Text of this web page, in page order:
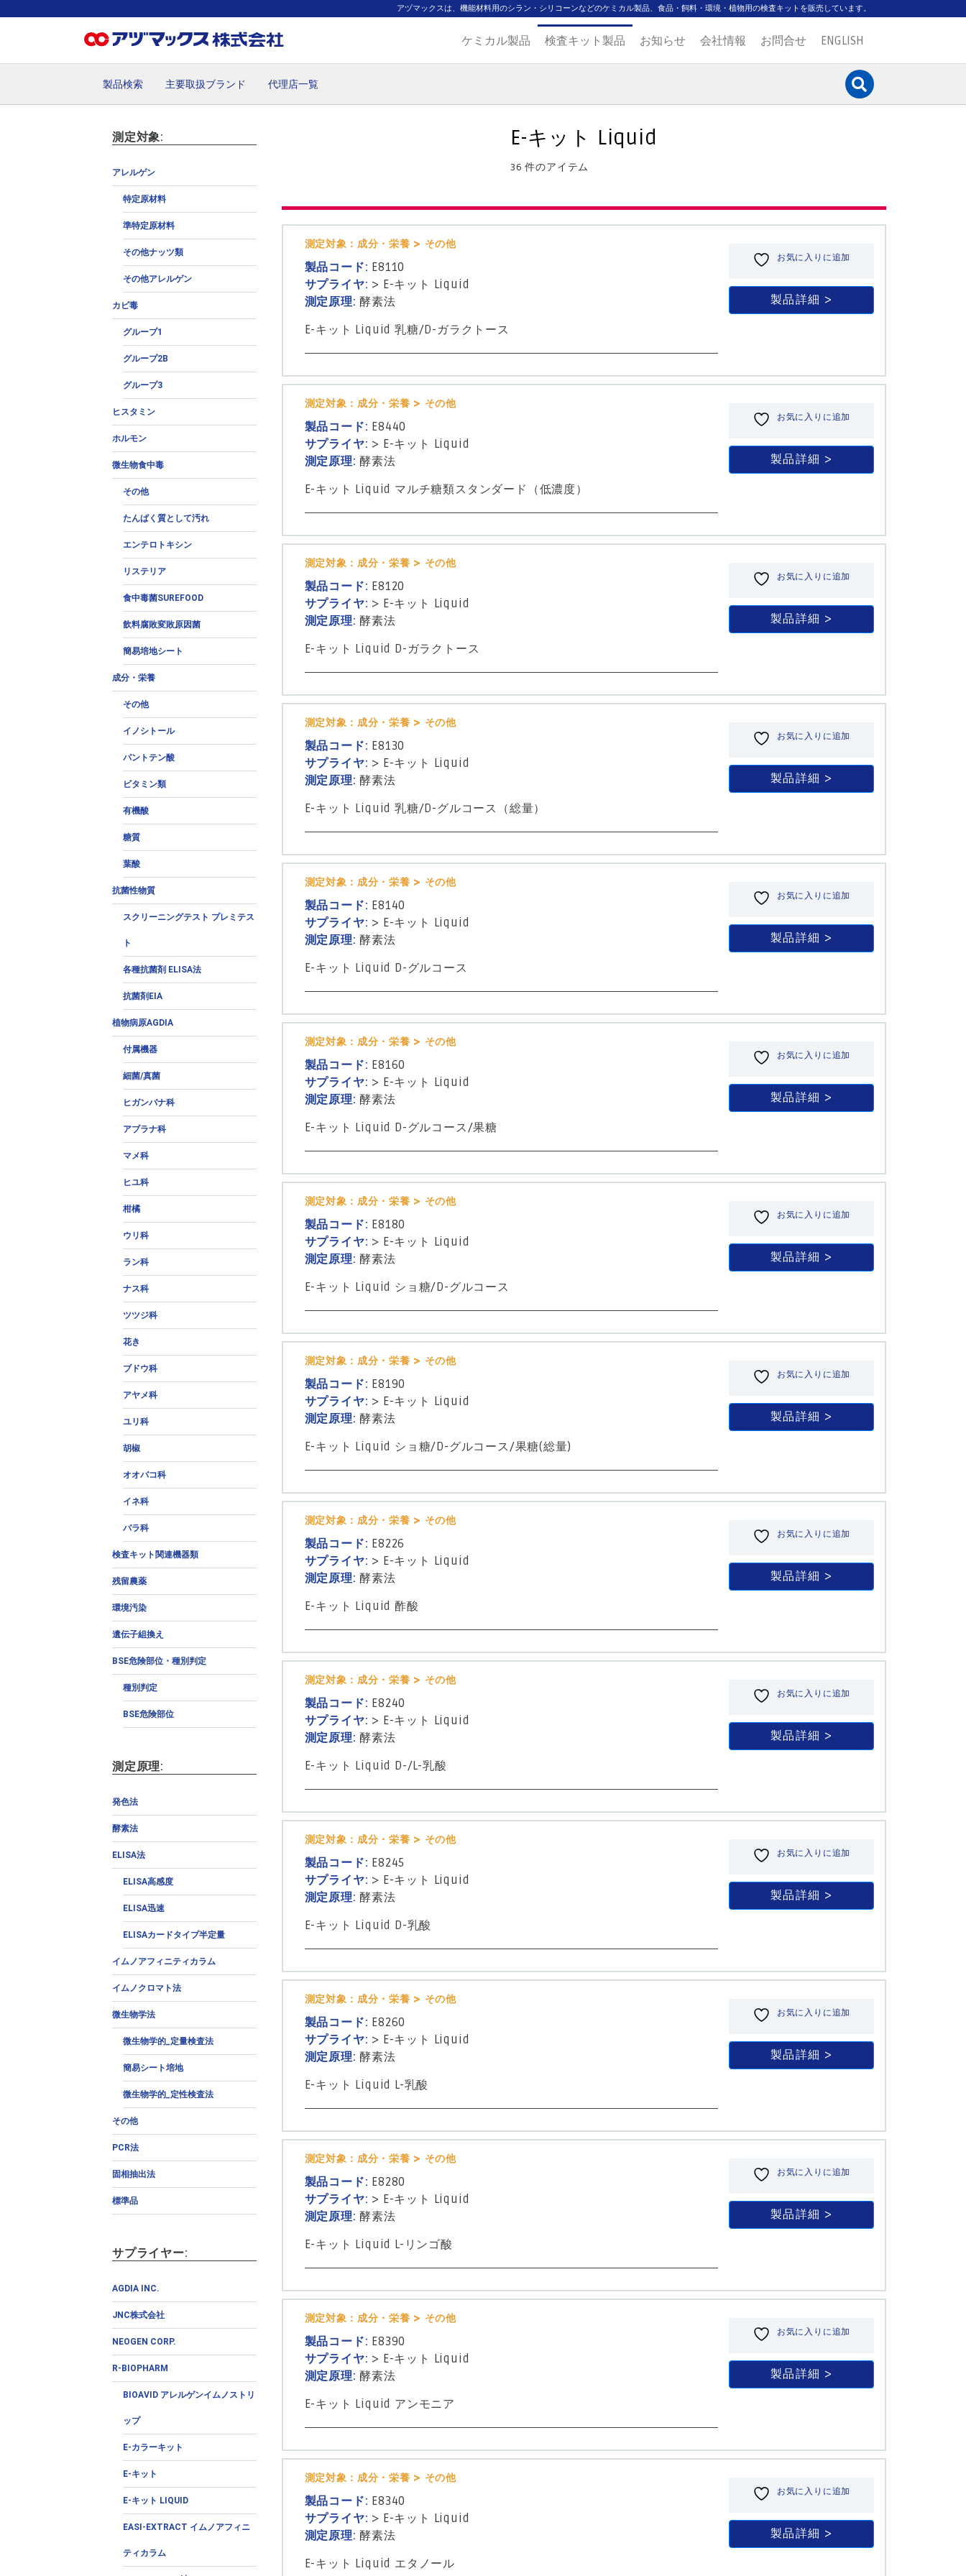
アヅマックスは、機能材料用のシラン・シリコーンなどのケミカル製品、食品・飼料・環境・植物用の検査キットを販売しています。
ケミカル製品 検査キット製品 お知らせ 会社情報 お問合せ ENGLISH
製品検索 主要取扱ブランド 代理店一覧
測定対象:
アレルゲン
特定原材料
準特定原材料
その他ナッツ類
その他アレルゲン
カビ毒
グループ1
グループ2B
グループ3
ヒスタミン
ホルモン
微生物食中毒
その他
たんぱく質として汚れ
エンテロトキシン
リステリア
食中毒菌SUREFOOD
飲料腐敗変敗原因菌
簡易培地シート
成分・栄養
その他
イノシトール
パントテン酸
ビタミン類
有機酸
糖質
葉酸
抗菌性物質
スクリーニングテスト プレミテス
ト
各種抗菌剤 ELISA法
抗菌剤EIA
植物病原AGDIA
付属機器
細菌/真菌
ヒガンバナ科
アブラナ科
マメ科
ヒユ科
柑橘
ウリ科
ラン科
ナス科
ツツジ科
花き
ブドウ科
アヤメ科
ユリ科
胡椒
オオバコ科
イネ科
バラ科
検査キット関連機器類
残留農薬
環境汚染
遺伝子組換え
BSE危険部位・種別判定
種別判定
BSE危険部位
測定原理:
発色法
酵素法
ELISA法
ELISA高感度
ELISA迅速
ELISAカードタイプ半定量
イムノアフィニティカラム
イムノクロマト法
微生物学法
微生物学的_定量検査法
簡易シート培地
微生物学的_定性検査法
その他
PCR法
固相抽出法
標準品
サプライヤー:
AGDIA INC.
JNC株式会社
NEOGEN CORP.
R-BIOPHARM
BIOAVID アレルゲンイムノストリ
ップ
E-カラーキット
E-キット
E-キット LIQUID
EASI-EXTRACT イムノアフィニ
ティカラム
E-キット Liquid
36 件のアイテム
測定対象：成分・栄養 > その他
製品コード: E8110
サプライヤ: > E-キット Liquid
測定原理:酵素法
E-キット Liquid 乳糖/D-ガラクトース
お気に入りに追加
製品詳細
測定対象：成分・栄養 > その他
製品コード: E8440
サプライヤ: > E-キット Liquid
測定原理:酵素法
E-キット Liquid マルチ糖類スタンダード（低濃度）
お気に入りに追加
製品詳細
測定対象：成分・栄養 > その他
製品コード: E8120
サプライヤ: > E-キット Liquid
測定原理:酵素法
E-キット Liquid D-ガラクトース
お気に入りに追加
製品詳細
測定対象：成分・栄養 > その他
製品コード: E8130
サプライヤ: > E-キット Liquid
測定原理:酵素法
E-キット Liquid 乳糖/D-グルコース（総量）
お気に入りに追加
製品詳細
測定対象：成分・栄養 > その他
製品コード: E8140
サプライヤ: > E-キット Liquid
測定原理:酵素法
E-キット Liquid D-グルコース
お気に入りに追加
製品詳細
測定対象：成分・栄養 > その他
製品コード: E8160
サプライヤ: > E-キット Liquid
測定原理:酵素法
E-キット Liquid D-グルコース/果糖
お気に入りに追加
製品詳細
測定対象：成分・栄養 > その他
製品コード: E8180
サプライヤ: > E-キット Liquid
測定原理:酵素法
E-キット Liquid ショ糖/D-グルコース
お気に入りに追加
製品詳細
測定対象：成分・栄養 > その他
製品コード: E8190
サプライヤ: > E-キット Liquid
測定原理:酵素法
E-キット Liquid ショ糖/D-グルコース/果糖(総量)
お気に入りに追加
製品詳細
測定対象：成分・栄養 > その他
製品コード: E8226
サプライヤ: > E-キット Liquid
測定原理:酵素法
E-キット Liquid 酢酸
お気に入りに追加
製品詳細
測定対象：成分・栄養 > その他
製品コード: E8240
サプライヤ: > E-キット Liquid
測定原理:酵素法
E-キット Liquid D-/L-乳酸
お気に入りに追加
製品詳細
測定対象：成分・栄養 > その他
製品コード: E8245
サプライヤ: > E-キット Liquid
測定原理:酵素法
E-キット Liquid D-乳酸
お気に入りに追加
製品詳細
測定対象：成分・栄養 > その他
製品コード: E8260
サプライヤ: > E-キット Liquid
測定原理:酵素法
E-キット Liquid L-乳酸
お気に入りに追加
製品詳細
測定対象：成分・栄養 > その他
製品コード: E8280
サプライヤ: > E-キット Liquid
測定原理:酵素法
E-キット Liquid L-リンゴ酸
お気に入りに追加
製品詳細
測定対象：成分・栄養 > その他
製品コード: E8390
サプライヤ: > E-キット Liquid
測定原理:酵素法
E-キット Liquid アンモニア
お気に入りに追加
製品詳細
測定対象：成分・栄養 > その他
製品コード: E8340
サプライヤ: > E-キット Liquid
測定原理:酵素法
E-キット Liquid エタノール
お気に入りに追加
製品詳細